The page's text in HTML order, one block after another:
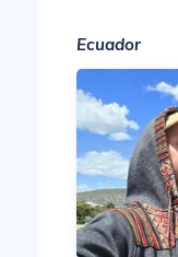
Ecuador